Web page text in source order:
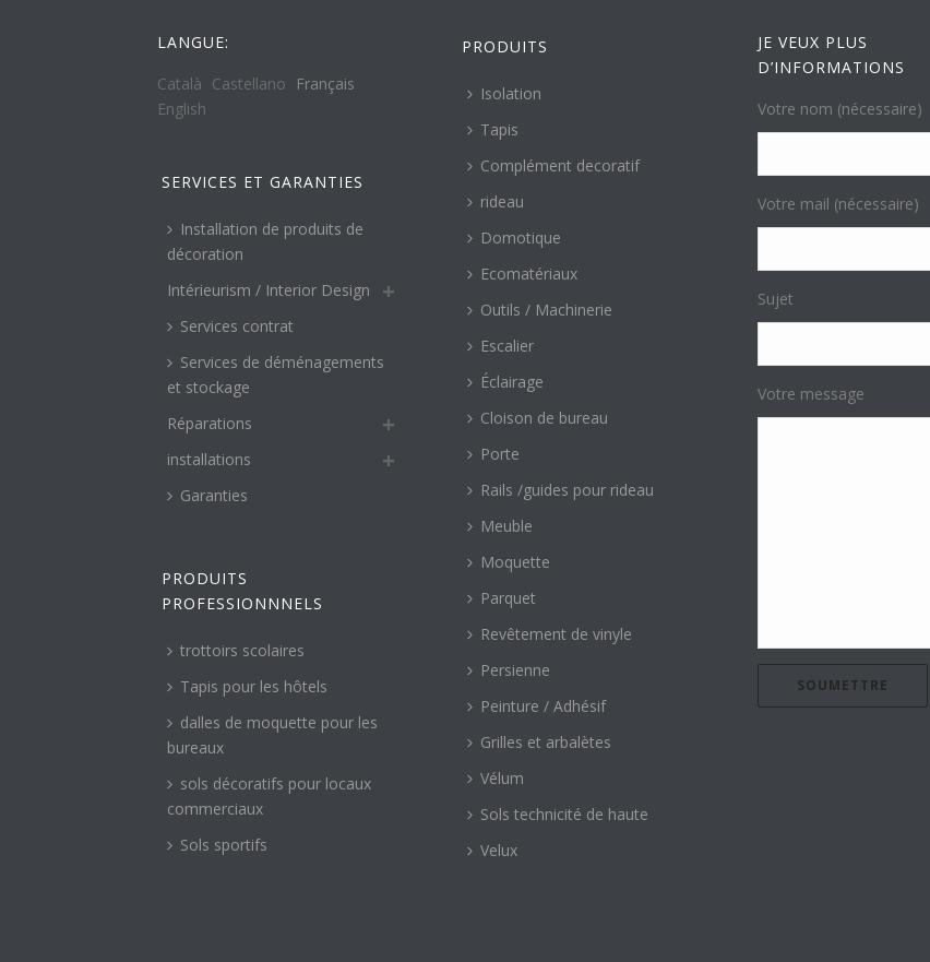
LANGUE:
Català Castellano
Français
English
SERVICES ET GARANTIES
Installation de produits de
décoration
Intérieurism / Interior Design
Services contrat
Services de déménagements
et stockage
Réparations
installations
Garanties
PRODUITS
PROFESSIONNNELS
trottoirs scolaires
Tapis pour les hôtels
dalles de moquette pour les
bureaux
sols décoratifs pour locaux
commerciaux
Sols sportifs
PRODUITS
Isolation
Tapis
Complément decoratif
rideau
Domotique
Ecomatériaux
Outils / Machinerie
Escalier
Éclairage
Cloison de bureau
Porte
Rails /guides pour rideau
Meuble
Moquette
Parquet
Revêtement de vinyle
Persienne
Peinture / Adhésif
Grilles et arbalètes
Vélum
Sols technicité de haute
Velux
JE VEUX PLUS
D’INFORMATIONS
Votre nom (nécessaire)
Votre mail (nécessaire)
Sujet
Votre message